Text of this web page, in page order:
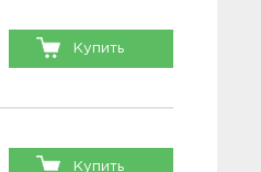
Купить
Купить